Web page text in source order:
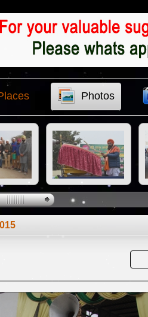
Photos